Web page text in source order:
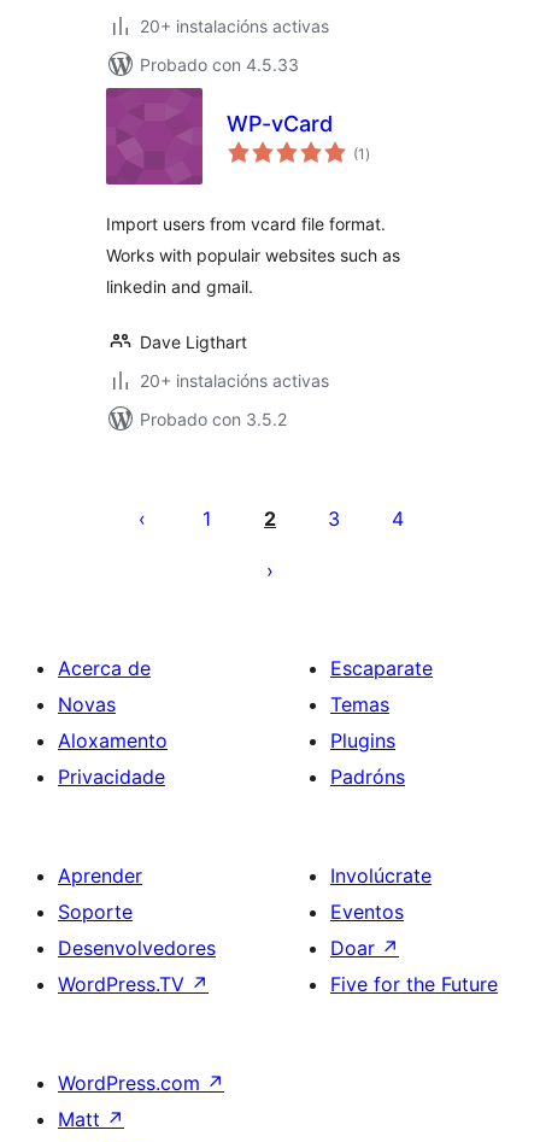
20+ instalacións activas
Probado con 4.5.33
WP-vCard
(1 valoracións
totais
)
Import users from vcard file format.
Works with populair websites such as
linkedin and gmail.
Dave Ligthart
20+ instalacións activas
Probado con 3.5.2
1 2 3 4
Acerca de
Novas
Aloxamento
Privacidade
Escaparate
Temas
Plugins
Padróns
Aprender
Soporte
Desenvolvedores
WordPress.TV ↗
Involúcrate
Eventos
Doar ↗
Five for the Future
WordPress.com ↗
Matt ↗